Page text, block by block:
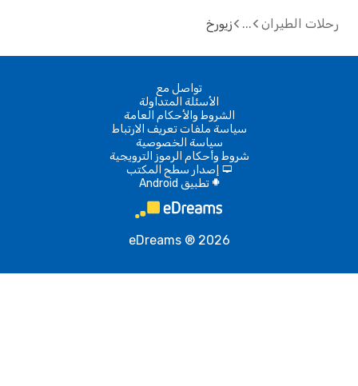
الطيران زيورخ
تواصل مع
الأسئلة المتداولة
الشروط والأحكام العامة
سياسة ملفات تعريف الارتباط
سياسة الخصوصية
شروط وأحكام الرموز الترويجية
إصدار سطح المكتب
تطبيق Android
eDreams ® 2026